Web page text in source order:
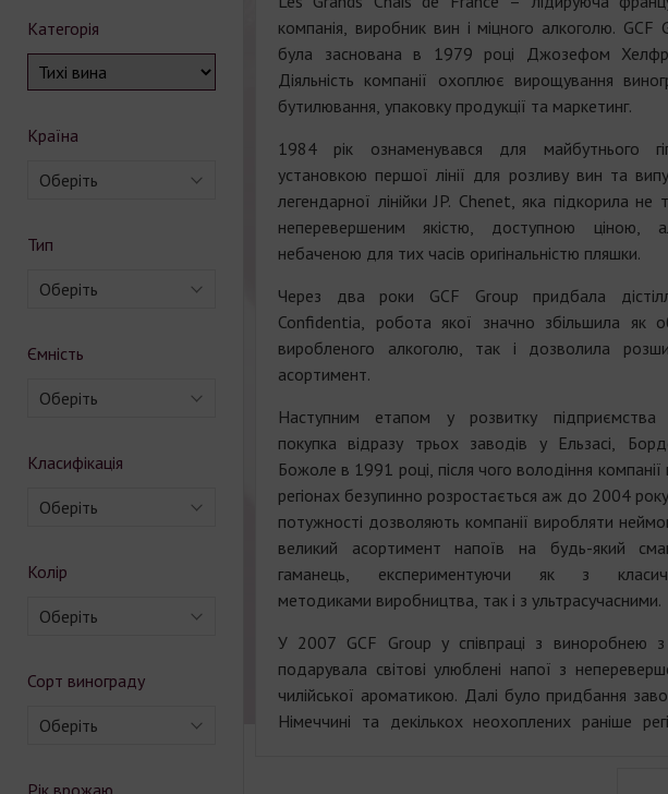
Категорія
Країна
Оберіть
Тип
Оберіть
Ємність
Оберіть
Класифікація
Оберіть
Колір
Оберіть
Сорт винограду
Оберіть
Рік врожаю
компанія, виробник вин і міцного алкоголю. GCF
була заснована в 1979 році Джозефом
Діяльність компанії охоплює вирощування
бутилювання, упаковку продукції та маркетинг.
1984 рік ознаменувався для майбутнього
установкою першої лінії для розливу вин та
легендарної лінійки JP. Chenet, яка підкорила не
неперевершеним якістю, доступною ціною,
небаченою для тих часів оригінальністю пляшки.
Через два роки GCF Group придбала
Confidentia, робота якої значно збільшила як
виробленого алкоголю, так і дозволила
асортимент.
Наступним етапом у розвитку підприємства
покупка відразу трьох заводів у Ельзасі,
Божоле в 1991 році, після чого володіння компанії
регіонах безупинно розростається аж до 2004
потужності дозволяють компанії виробляти
великий асортимент напоїв на будь-який
гаманець, експериментуючи як з
методиками виробництва, так і з ультрасучасними.
У 2007 GCF Group у співпраці з виноробнею з
подарувала світові улюблені напої з
чилійської ароматикою. Далі було придбання
Німеччині та декількох неохоплених раніше